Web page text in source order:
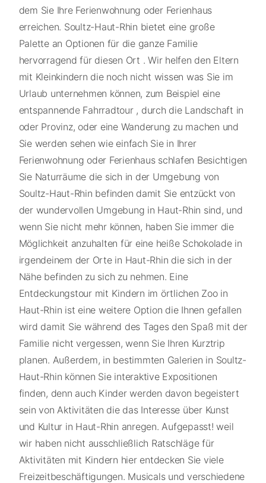
dem Sie Ihre Ferienwohnung oder Ferienhaus
erreichen. Soultz-Haut-Rhin bietet eine große
Palette an Optionen für die ganze Familie
hervorragend für diesen Ort . Wir helfen den Eltern
mit Kleinkindern die noch nicht wissen was Sie im
Urlaub unternehmen können, zum Beispiel eine
entspannende Fahrradtour , durch die Landschaft in
oder Provinz, oder eine Wanderung zu machen und
Sie werden sehen wie einfach Sie in Ihrer
Ferienwohnung oder Ferienhaus schlafen Besichtigen
Sie Naturräume die sich in der Umgebung von
Soultz-Haut-Rhin befinden damit Sie entzückt von
der wundervollen Umgebung in Haut-Rhin sind, und
wenn Sie nicht mehr können, haben Sie immer die
Möglichkeit anzuhalten für eine heiße Schokolade in
irgendeinem der Orte in Haut-Rhin die sich in der
Nähe befinden zu sich zu nehmen. Eine
Entdeckungstour mit Kindern im örtlichen Zoo in
Haut-Rhin ist eine weitere Option die Ihnen gefallen
wird damit Sie während des Tages den Spaß mit der
Familie nicht vergessen, wenn Sie Ihren Kurztrip
planen. Außerdem, in bestimmten Galerien in Soultz-
Haut-Rhin können Sie interaktive Expositionen
finden, denn auch Kinder werden davon begeistert
sein von Aktivitäten die das Interesse über Kunst
und Kultur in Haut-Rhin anregen. Aufgepasst! weil
wir haben nicht ausschließlich Ratschläge für
Aktivitäten mit Kindern hier entdecken Sie viele
Freizeitbeschäftigungen. Musicals und verschiedene